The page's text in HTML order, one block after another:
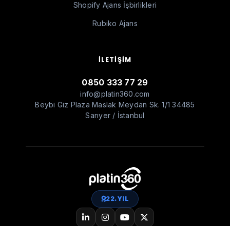
Shopify Ajans İşbirlikleri
Rubiko Ajans
İLETIŞIM
0850 333 77 29
info@platin360.com
Beybi Giz Plaza Maslak Meydan Sk. 1/1 34485
Sarıyer / İstanbul
22. YIL